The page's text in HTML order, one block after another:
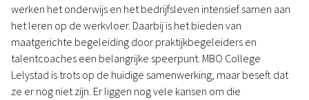
werken het onderwijs en het bedrijfsleven intensief samen aan
het leren op de werkvloer. Daarbij is het bieden van
maatgerichte begeleiding door praktijkbegeleiders en
talentcoaches een belangrijke speerpunt. MBO College
Lelystad is trots op de huidige samenwerking, maar beseft dat
ze er nog niet zijn. Er liggen nog vele kansen om die